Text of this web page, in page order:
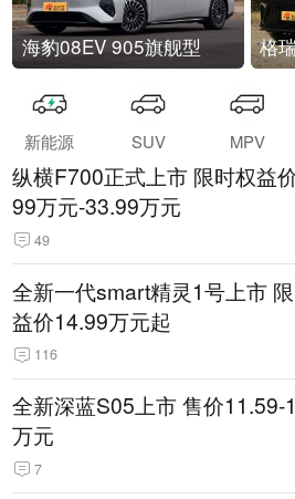
海豹08EV 905旗舰型 格
新能源 SUV MPV
纵横F700正式上市 限时权益
99万元-33.99万元
49
全新一代smart精灵1号上市
益价14.99万元起
116
全新深蓝S05上市 售价11.59-
万元
7